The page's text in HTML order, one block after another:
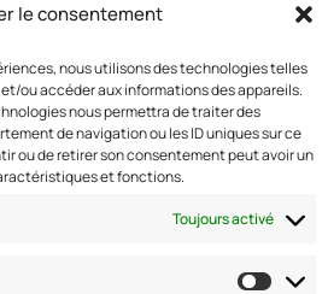
le consentement
nous utilisons des technologies telles
ou accéder aux informations des appareils.
nous permettra de traiter des
de navigation ou les ID uniques sur ce
ou de retirer son consentement peut avoir un
et fonctions.
Toujours activé
Grande Armée 75017 PARIS
60